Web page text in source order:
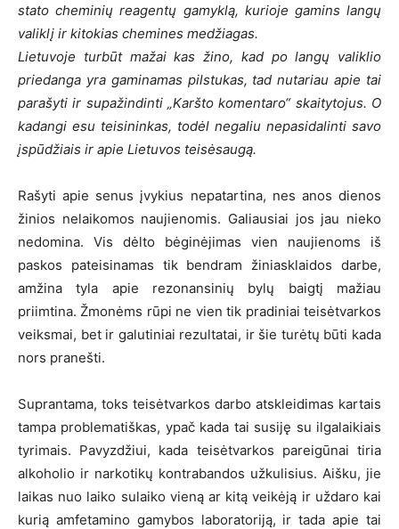
stato cheminių reagentų gamyklą, kurioje gamins langų
valiklį ir kitokias chemines medžiagas.
Lietuvoje turbūt mažai kas žino, kad po langų valiklio
priedanga yra gaminamas pilstukas, tad nutariau apie tai
parašyti ir supažindinti „Karšto komentaro“ skaitytojus. O
kadangi esu teisininkas, todėl negaliu nepasidalinti savo
įspūdžiais ir apie Lietuvos teisėsaugą.
Rašyti apie senus įvykius nepatartina, nes anos dienos
žinios nelaikomos naujienomis. Galiausiai jos jau nieko
nedomina. Vis dėlto bėginėjimas vien naujienoms iš
paskos pateisinamas tik bendram žiniasklaidos darbe,
amžina tyla apie rezonansinių bylų baigtį mažiau
priimtina. Žmonėms rūpi ne vien tik pradiniai teisėtvarkos
veiksmai, bet ir galutiniai rezultatai, ir šie turėtų būti kada
nors pranešti.
Suprantama, toks teisėtvarkos darbo atskleidimas kartais
tampa problematiškas, ypač kada tai susiję su ilgalaikiais
tyrimais. Pavyzdžiui, kada teisėtvarkos pareigūnai tiria
alkoholio ir narkotikų kontrabandos užkulisius. Aišku, jie
laikas nuo laiko sulaiko vieną ar kitą veikėją ir uždaro kai
kurią amfetamino gamybos laboratoriją, ir tada apie tai